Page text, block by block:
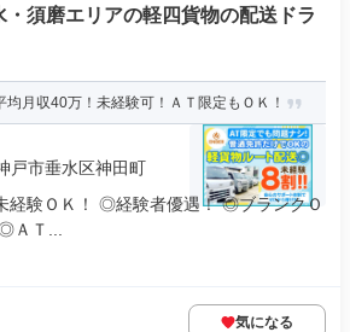
須磨エリアの軽四貨物の配送ドラ
均月収40万！未経験可！ＡＴ限定もＯＫ！
戸市垂水区神田町
経験ＯＫ！ ◎経験者優遇！ ◎ブランクＯ
ＡＴ...
気になる